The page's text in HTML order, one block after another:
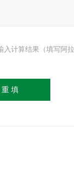
入计算结果（填写阿